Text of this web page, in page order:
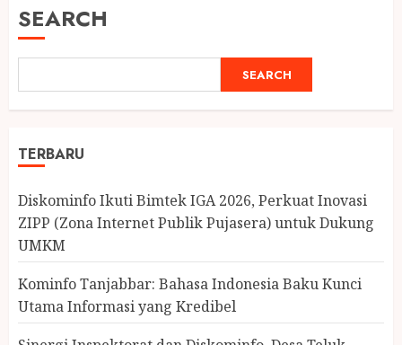
SEARCH
SEARCH
TERBARU
Diskominfo Ikuti Bimtek IGA 2026, Perkuat Inovasi
ZIPP (Zona Internet Publik Pujasera) untuk Dukung
UMKM
Kominfo Tanjabbar: Bahasa Indonesia Baku Kunci
Utama Informasi yang Kredibel